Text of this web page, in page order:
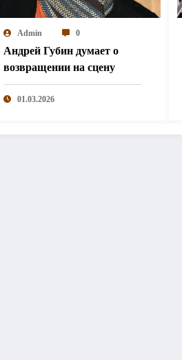
Admin 0
Андрей Губин думает о
возвращении на сцену
01.03.2026